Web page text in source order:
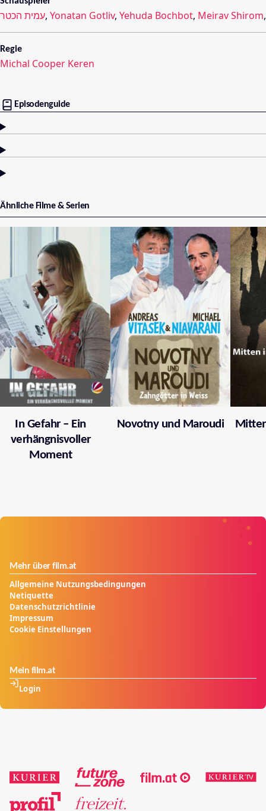
עמית הכטר, Yonatan Gotliv, Yehuda Bochbot, Meirav Shirom
Regie
Michal Cooper Keren
Episodenguide
Ähnliche Filme & Serien
In Gefahr – Ein
verhängnisvoller
Moment
Novotny und Maroudi
Mehr über film.at
Allgemeine Nutzungsbedingungen
Netiquette
Datenschutzrichtlinie
Impressum
Cookie Einstellungen
Mein film.at
Login